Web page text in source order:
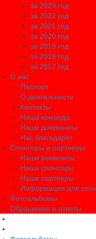
за 2023 год
за 2022 год
за 2021 год
за 2020 год
за 2019 год
за 2018 год
за 2017 год
О нас
Паспорт
О деятельности
Контакты
Наша команда
Наши документы
Нас благодарят
Спонсоры и партнеры
Наши реквизиты
Наши спонсоры
Наши партнеры
Информация для
Фотоальбомы
Обращения и ответы